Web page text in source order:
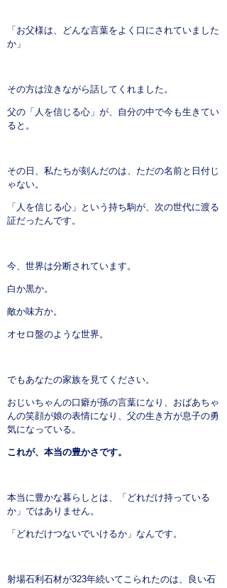
「お父様は、どんな言葉をよく口にされていました
か」
その方は泣きながら話してくれました。
父の「人を信じる心」が、自分の中で今も生きてい
ると。
その日、私たちが刻んだのは、ただの名前と日付じ
ゃない。
「人を信じる心」という持ち駒が、次の世代に渡る
証だったんです。
今、世界は分断されています。
白か黒か。
敵か味方か。
オセロ盤のような世界。
でもあなたの家族を見てください。
おじいちゃんの口癖が孫の言葉になり、おばあちゃ
んの笑顔が娘の表情になり、父の生き方が息子の勇
気になっている。
これが、本当の豊かさです。
本当に豊かな暮らしとは、「どれだけ持っている
か」ではありません。
「どれだけつないでいけるか」なんです。
射場石利石材が323年続いてこられたのは、良い石